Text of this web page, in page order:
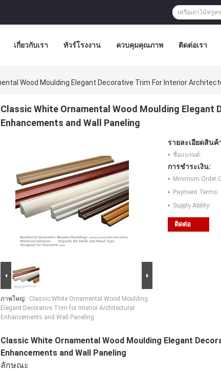
เกี่ยวกับเรา ทัวร์โรงงาน ควบคุมคุณภาพ ติดต่อเรา
Wood Moulding Elegant Decorative Trim For Interior
Classic White Ornamental Wood Moulding
Enhancements and Wall Paneling
ภาพใหญ่ : Classic White Ornamental Wood Moulding
Elegant Decorative Trim for Interior Architectural
Enhancements and Wall Paneling
รายละเอียดสินค้
ชื่อแบรนด์:
การชำระเงิน:
Minimum Order
Payment Terms:
Supply Ability:
ติดต่อ
Classic White Ornamental Wood Moulding Elegant
Enhancements and Wall Paneling
ลักษณะ